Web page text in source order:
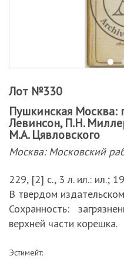
Лот №330
Пушкинская Москва:
Левинсон, П.Н.
М.А. Цявловского
Москва: Московский
229, [2] с., 3 л. ил.: ил.;
В твердом
Сохранность:
верхней части корешка.
Эстимейт: